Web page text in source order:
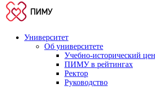
Университет
Об университете
Учебно-исторический
ПИМУ в рейтингах
Ректор
Руководство